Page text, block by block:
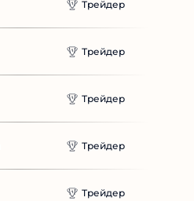
Трейдер
Трейдер
Трейдер
Трейдер
Трейдер